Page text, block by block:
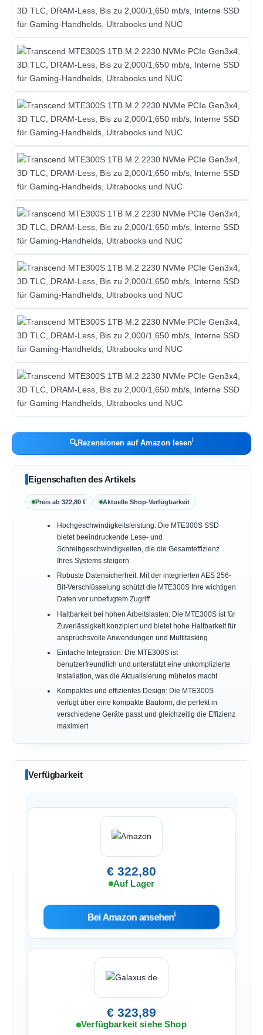
🔍Rezensionen auf Amazon lesenℹ︎
Eigenschaften des Artikels
Preis ab 322,80 € Aktuelle Shop-Verfügbarkeit
Hochgeschwindigkeitsleistung: Die MTE300S SSD
bietet beeindruckende Lese- und
Schreibgeschwindigkeiten, die die Gesamteffizienz
Ihres Systems steigern
Robuste Datensicherheit: Mit der integrierten AES 256-
Bit-Verschlüsselung schützt die MTE300S Ihre wichtigen
Daten vor unbefugtem Zugriff
Haltbarkeit bei hohen Arbeitslasten: Die MTE300S ist für
Zuverlässigkeit konzipiert und bietet hohe Haltbarkeit für
anspruchsvolle Anwendungen und Multitasking
Einfache Integration: Die MTE300S ist
benutzerfreundlich und unterstützt eine unkomplizierte
Installation, was die Aktualisierung mühelos macht
Kompaktes und effizientes Design: Die MTE300S
verfügt über eine kompakte Bauform, die perfekt in
verschiedene Geräte passt und gleichzeitig die Effizienz
maximiert
Verfügbarkeit
€ 322,80
Auf Lager
Bei Amazon ansehenℹ︎
€ 323,89
Verfügbarkeit siehe Shop